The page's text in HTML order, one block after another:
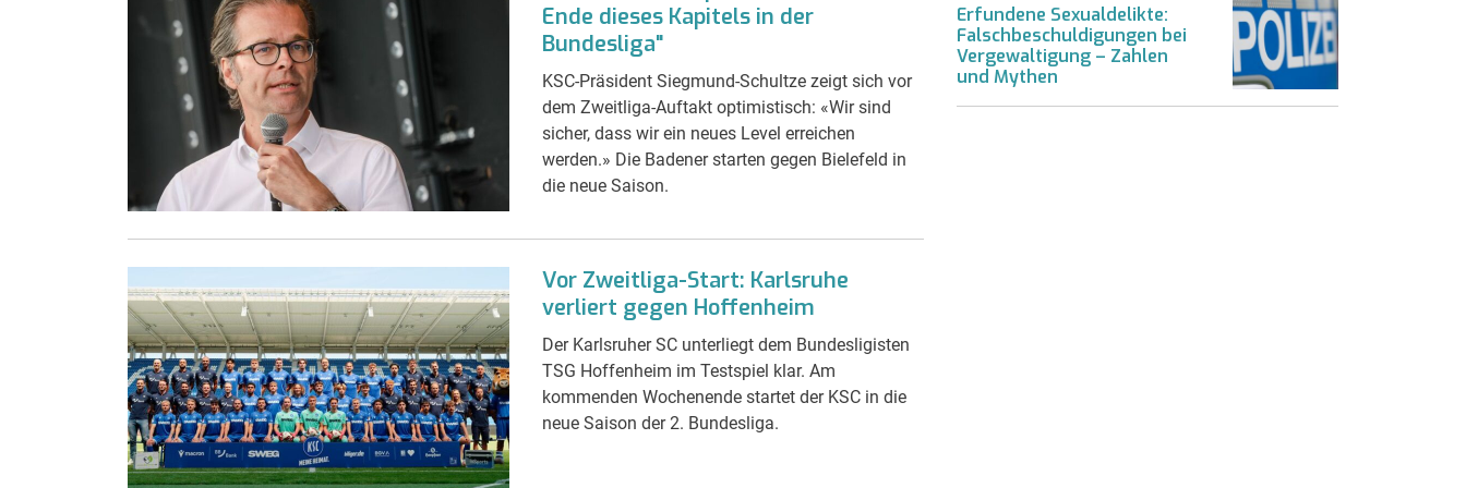
Ende dieses Kapitels in der
Bundesliga"
KSC-Präsident Siegmund-Schultze zeigt sich vor
dem Zweitliga-Auftakt optimistisch: «Wir sind
sicher, dass wir ein neues Level erreichen
werden.» Die Badener starten gegen Bielefeld in
die neue Saison.
Vor Zweitliga-Start: Karlsruhe
verliert gegen Hoffenheim
Der Karlsruher SC unterliegt dem Bundesligisten
TSG Hoffenheim im Testspiel klar. Am
kommenden Wochenende startet der KSC in die
neue Saison der 2. Bundesliga.
Erfundene Sexualdelikte:
Falschbeschuldigungen bei
Vergewaltigung – Zahlen
und Mythen